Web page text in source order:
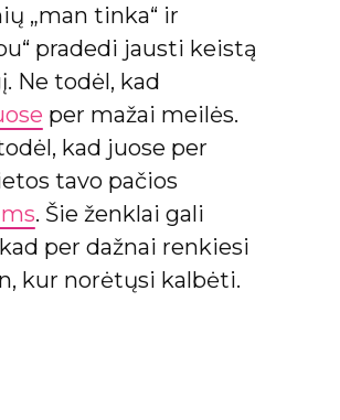
„man tinka“ ir
pradedi jausti keistą
Ne todėl, kad
per mažai meilės.
kad juose per
tavo pačios
. Šie ženklai gali
per dažnai renkiesi
kur norėtųsi kalbėti.